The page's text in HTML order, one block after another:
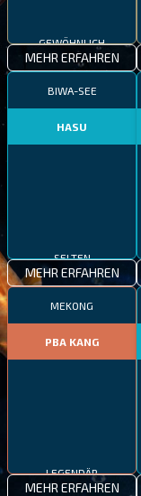
GEWÖHNLICH
MEHR ERFAHREN
BIWA-SEE
HASU
SELTEN
MEHR ERFAHREN
MEKONG
PBA KANG
LEGENDÄR
MEHR ERFAHREN